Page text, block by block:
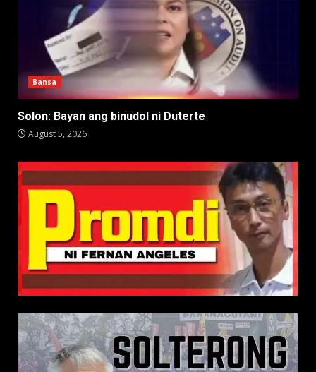
Bansa
Solon: Bayan ang binudol ni Duterte
August 5, 2026